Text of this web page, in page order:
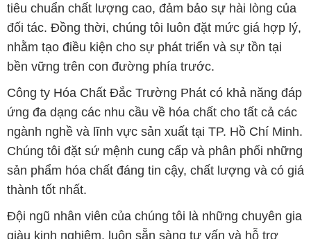
tiêu chuẩn chất lượng cao, đảm bảo sự hài lòng của
đối tác. Đồng thời, chúng tôi luôn đặt mức giá hợp lý,
nhằm tạo điều kiện cho sự phát triển và sự tồn tại
bền vững trên con đường phía trước.
Công ty Hóa Chất Đắc Trường Phát có khả năng đáp
ứng đa dạng các nhu cầu về hóa chất cho tất cả các
ngành nghề và lĩnh vực sản xuất tại TP. Hồ Chí Minh.
Chúng tôi đặt sứ mệnh cung cấp và phân phối những
sản phẩm hóa chất đáng tin cậy, chất lượng và có giá
thành tốt nhất.
Đội ngũ nhân viên của chúng tôi là những chuyên gia
giàu kinh nghiệm, luôn sẵn sàng tư vấn và hỗ trợ